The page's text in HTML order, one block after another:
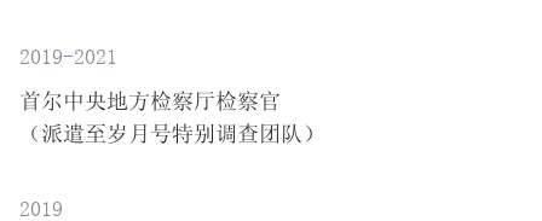
2019-2021
首尔中央地方检察厅检察官
（派遣至岁月号特别调查团队）
2019